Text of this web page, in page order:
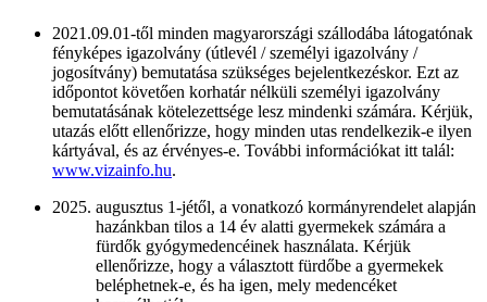
2021.09.01-től minden magyarországi szállodába látogatónak
fényképes igazolvány (útlevél / személyi igazolvány /
jogosítvány) bemutatása szükséges bejelentkezéskor. Ezt az
időpontot követően korhatár nélküli személyi igazolvány
bemutatásának kötelezettsége lesz mindenki számára. Kérjük,
utazás előtt ellenőrizze, hogy minden utas rendelkezik-e ilyen
kártyával, és az érvényes-e. További információkat itt talál:
www.vizainfo.hu.
augusztus 1-jétől, a vonatkozó kormányrendelet alapján
hazánkban tilos a 14 év alatti gyermekek számára a
fürdők gyógymedencéinek használata. Kérjük
ellenőrizze, hogy a választott fürdőbe a gyermekek
beléphetnek-e, és ha igen, mely medencéket